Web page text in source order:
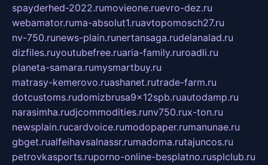
spayderhed-2022.rumovieone.ruevro-dez.ru
webamator.ruma-absolut1.ruavtopomosch27.ru
nv-750.runews-plain.runertansaga.rudelanalad.ru
dizfiles.ruyoutubefree.ruaria-family.ruroadli.ru
planeta-samara.rumysmartbuy.ru
matrasy-kemerovo.ruashanet.rutrade-farm.ru
dotcustoms.rudomizbrusa9x12spb.ruautodamp.ru
narasimha.rudjcommodities.runv750.rux-ton.ru
newsplain.rucardvoice.rumodopaper.rumanunae.ru
gbget.rualfeihavsalnassr.rumadoma.rutajuncos.ru
petrovkasports.ruporno-online-besplatno.rusplclub.ru